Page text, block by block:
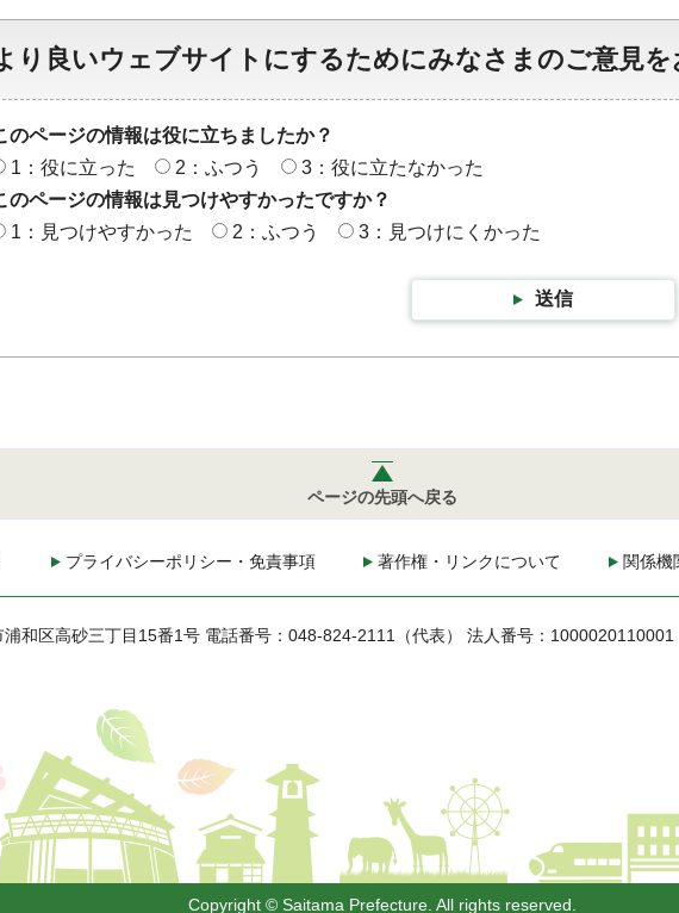
り良いウェブサイトにするためにみなさまのご意見
のページの情報は役に立ちましたか？
1：役に立った
2：ふつう
3：役に立たなかった
のページの情報は見つけやすかったですか？
1：見つけやすかった
2：ふつう 3：見つけにくかった
送信
ページの先頭へ戻る
プライバシーポリシー・免責事項 著作権・リンクについて 関係機
和区高砂三丁目15番1号 電話番号：048-824-2111（代表） 法人番号：1000020110001
Copyright © Saitama Prefecture. All rights reserved.